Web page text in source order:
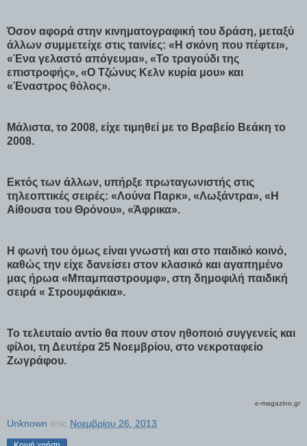
Όσον αφορά στην κινηματογραφική του δράση, μεταξύ
άλλων συμμετείχε στις ταινίες: «Η σκόνη που πέφτει»,
«Ένα γελαστό απόγευμα», «Το τραγούδι της
επιστροφής», «Ο Τζώνυς Κελν κυρία μου» και
«Έναστρος θόλος».
Μάλιστα, το 2008, είχε τιμηθεί με το Βραβείο Βεάκη το
2008.
Εκτός των άλλων, υπήρξε πρωταγωνιστής στις
τηλεοπτικές σειρές: «Λούνα Παρκ», «Λωξάντρα», «Η
Αίθουσα του Θρόνου», «Άφρικα».
Η φωνή του όμως είναι γνωστή και στο παιδικό κοινό,
καθώς την είχε δανείσει στον κλασικό και αγαπημένο
μας ήρωα «Μπαμπαστρουμφ», στη δημοφιλή παιδική
σειρά « Στρουμφάκια».
Το τελευταίο αντίο θα πουν στον ηθοποιό συγγενείς και
φίλοι, τη Δευτέρα 25 Νοεμβρίου, στο νεκροταφείο
Ζωγράφου.
e-magazino.gr
Unknown στις Νοεμβρίου 26, 2013